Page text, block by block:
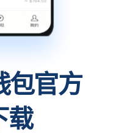
官方